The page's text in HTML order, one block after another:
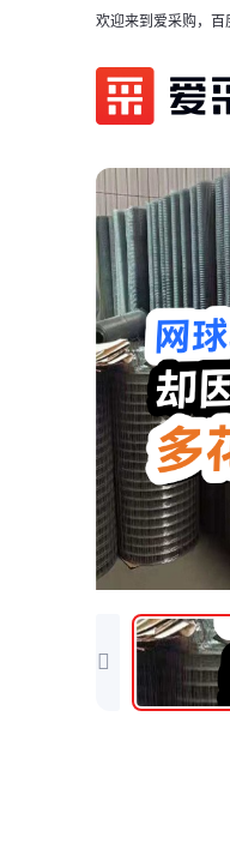
欢迎来到爱采购，百